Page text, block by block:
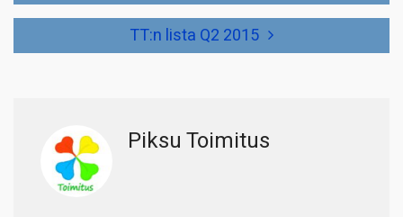
TT:n lista Q2 2015
Piksu Toimitus